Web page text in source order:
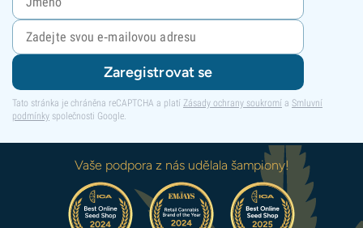
Zaregistrovat se
Tato stránka je chráněna reCAPTCHA a platí Zásady ochrany soukromí a Smluvní
podmínky společnosti Google.
Vaše podpora z nás udělala šampiony!